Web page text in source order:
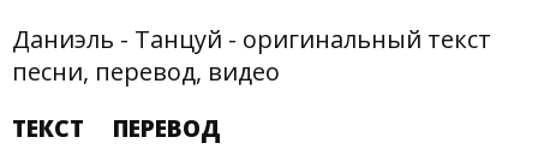
Даниэль - Танцуй - оригинальный текст
песни, перевод, видео
ТЕКСТ
ПЕРЕВОД